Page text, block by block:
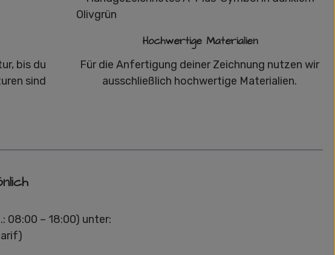
bis du
sind
Hochwertige Materialien
Für die Anfertigung deiner Zeichnung nutzen wir
ausschließlich hochwertige Materialien.
08:00 – 18:00) unter: